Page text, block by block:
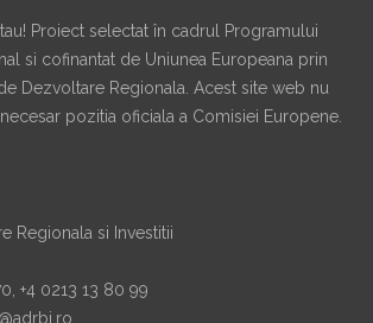
Proiect selectat în cadrul Programului
si cofinantat de Uniunea Europeana prin
Dezvoltare Regionala. Acest site web nu
pozitia oficiala a Comisiei Europene.
Regionala si Investitii
+4 0213 13 80 99